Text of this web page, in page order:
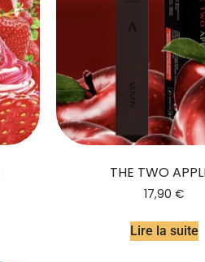
THE TWO
17,90 €
Lire la suite